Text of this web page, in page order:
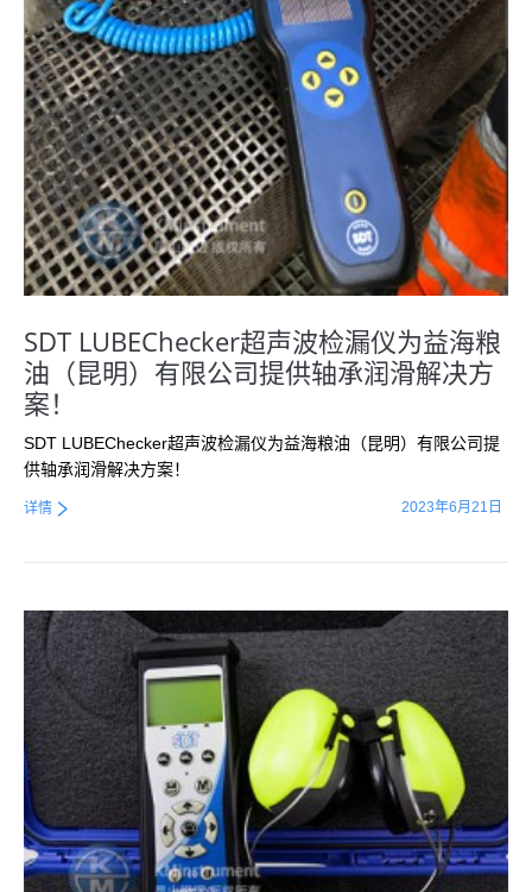
SDT LUBEChecker超声波检漏仪为益海粮
油（昆明）有限公司提供轴承润滑解决方
案！
SDT LUBEChecker超声波检漏仪为益海粮油（昆明）有限公司提
供轴承润滑解决方案！
2023年6月21日
详情